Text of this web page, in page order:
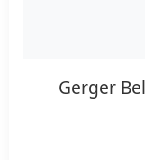
Gerger